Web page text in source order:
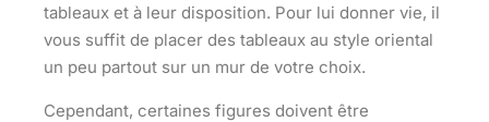
tableaux et à leur disposition. Pour lui donner vie, il
vous suffit de placer des tableaux au style oriental
un peu partout sur un mur de votre choix.
Cependant, certaines figures doivent être